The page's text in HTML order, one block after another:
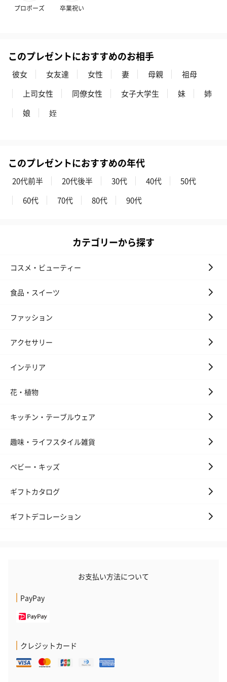
プロポーズ 卒業祝い
このプレゼントにおすすめのお相手
彼女 女友達 女性 妻 母親
祖母
上司女性
同僚女性 女子大学生 妹
姉
娘
姪
このプレゼントにおすすめの年代
20代前半 20代後半 30代 40代
50代
60代
70代 80代 90代
カテゴリーから探す
コスメ・ビューティー
食品・スイーツ
ファッション
アクセサリー
インテリア
花・植物
キッチン・テーブルウェア
趣味・ライフスタイル雑貨
ベビー・キッズ
ギフトカタログ
ギフトデコレーション
お支払い方法について
PayPay
クレジットカード